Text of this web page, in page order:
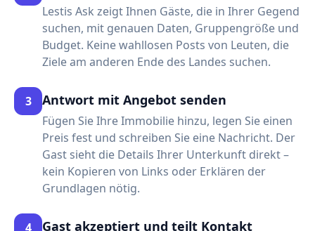
Lestis Ask zeigt Ihnen Gäste, die in Ihrer Gegend
suchen, mit genauen Daten, Gruppengröße und
Budget. Keine wahllosen Posts von Leuten, die
Ziele am anderen Ende des Landes suchen.
3 Antwort mit Angebot senden
Fügen Sie Ihre Immobilie hinzu, legen Sie einen
Preis fest und schreiben Sie eine Nachricht. Der
Gast sieht die Details Ihrer Unterkunft direkt –
kein Kopieren von Links oder Erklären der
Grundlagen nötig.
4 Gast akzeptiert und teilt Kontakt